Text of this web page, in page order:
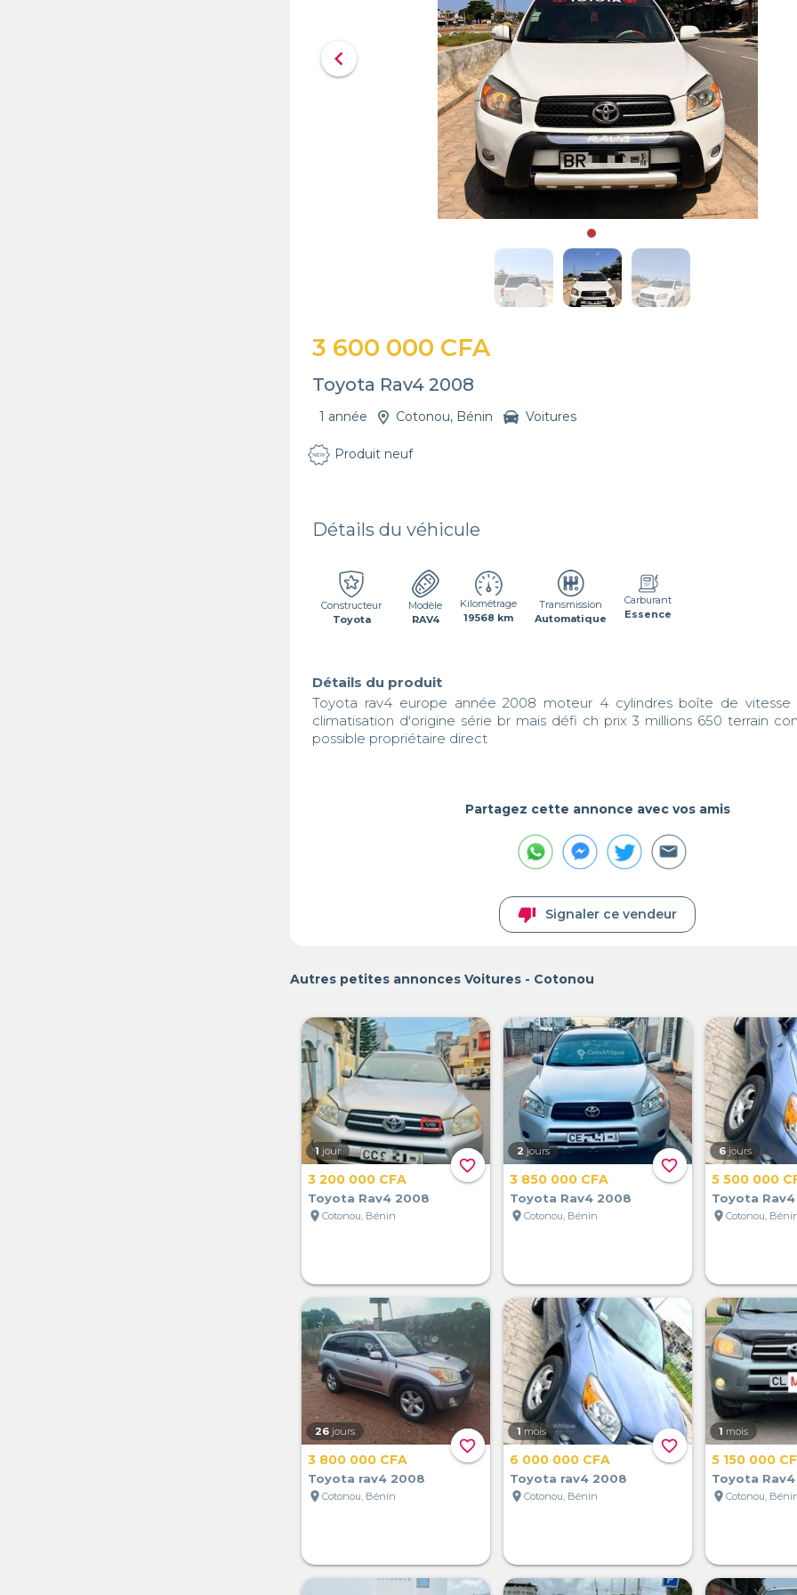
chevron_left
3 600 000 CFA
Toyota Rav4 2008
1 année Cotonou, Bénin Voitures
Produit neuf
Détails du véhicule
Constructeur
Toyota
Modèle
RAV4
Kilométrage
19568 km
Transmission
Automatique
Carburant
Essence
Détails du produit
Toyota rav4 europe année 2008 moteur 4 cylindres boîte de vitesse
climatisation d'origine série br mais défi ch prix 3 millions 650 terrain
possible propriétaire direct
Partagez cette annonce avec vos amis
thumb_down Signaler ce vendeur
Autres petites annonces Voitures - Cotonou
favorite_border
1 jour
3 200 000 CFA
Toyota Rav4 2008
location_on Cotonou, Bénin
favorite_border
2 jours
3 850 000 CFA
Toyota Rav4 2008
location_on Cotonou, Bénin
6 jours
5 500 000
Toyota
location_on Cotonou,
favorite_border
26 jours
3 800 000 CFA
Toyota rav4 2008
location_on Cotonou, Bénin
favorite_border
1 mois
6 000 000 CFA
Toyota rav4 2008
location_on Cotonou, Bénin
1 mois
5 150 000
Toyota
location_on Cotonou,